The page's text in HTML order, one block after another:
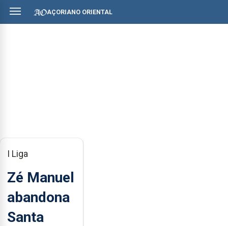
AÇORIANO ORIENTAL
I Liga
Zé Manuel
abandona
Santa